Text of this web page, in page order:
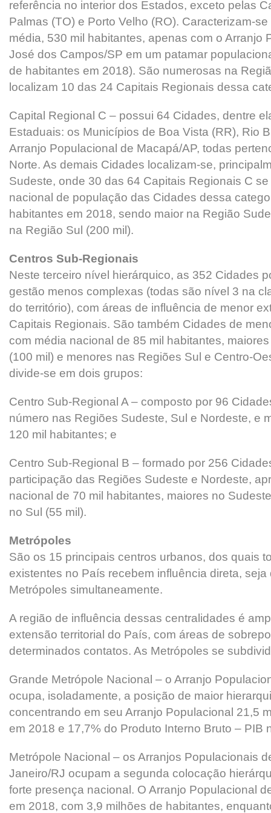
referência no interior dos Estados, exceto pelas
Palmas (TO) e Porto Velho (RO). Caracterizam-
média, 530 mil habitantes, apenas com o Arranjo
José dos Campos/SP em um patamar
de habitantes em 2018). São numerosas na
localizam 10 das 24 Capitais Regionais dessa
Capital Regional C – possui 64 Cidades, dentre
Estaduais: os Municípios de Boa Vista (RR), Rio
Arranjo Populacional de Macapá/AP, todas
Norte. As demais Cidades localizam-se,
Sudeste, onde 30 das 64 Capitais Regionais C
nacional de população das Cidades dessa
habitantes em 2018, sendo maior na Região
na Região Sul (200 mil).
Centros Sub-Regionais
Neste terceiro nível hierárquico, as 352 Cidades
gestão menos complexas (todas são nível 3 na
do território), com áreas de influência de menor
Capitais Regionais. São também Cidades de
com média nacional de 85 mil habitantes,
(100 mil) e menores nas Regiões Sul e Centro-
divide-se em dois grupos:
Centro Sub-Regional A – composto por 96
número nas Regiões Sudeste, Sul e Nordeste, e
120 mil habitantes; e
Centro Sub-Regional B – formado por 256
participação das Regiões Sudeste e Nordeste,
nacional de 70 mil habitantes, maiores no
no Sul (55 mil).
Metrópoles
São os 15 principais centros urbanos, dos quais
existentes no País recebem influência direta, seja
Metrópoles simultaneamente.
A região de influência dessas centralidades é
extensão territorial do País, com áreas de
determinados contatos. As Metrópoles se
Grande Metrópole Nacional – o Arranjo
ocupa, isoladamente, a posição de maior
concentrando em seu Arranjo Populacional 21,5
em 2018 e 17,7% do Produto Interno Bruto – PIB
Metrópole Nacional – os Arranjos Populacionais
Janeiro/RJ ocupam a segunda colocação
forte presença nacional. O Arranjo Populacional
em 2018, com 3,9 milhões de habitantes,